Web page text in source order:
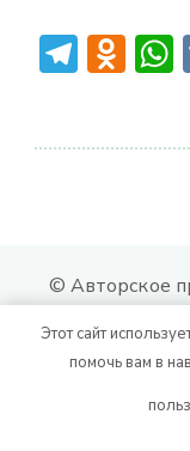
© Авторское
защищены.
Blossom
Этот сайт
помочь вам в